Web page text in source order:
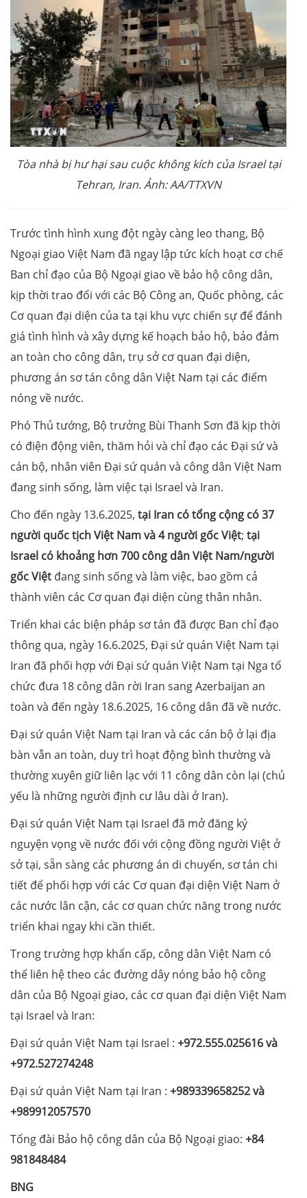
Tòa nhà bị hư hại sau cuộc không kích của Israel tại
Tehran, Iran. Ảnh: AA/TTXVN
Trước tình hình xung đột ngày càng leo thang, Bộ
Ngoại giao Việt Nam đã ngay lập tức kích hoạt cơ chế
Ban chỉ đạo của Bộ Ngoại giao về bảo hộ công dân,
kịp thời trao đổi với các Bộ Công an, Quốc phòng, các
Cơ quan đại diện của ta tại khu vực chiến sự để đánh
giá tình hình và xây dựng kế hoạch bảo hộ, bảo đảm
an toàn cho công dân, trụ sở cơ quan đại diện,
phương án sơ tán công dân Việt Nam tại các điểm
nóng về nước.
Phó Thủ tướng, Bộ trưởng Bùi Thanh Sơn đã kịp thời
có điện động viên, thăm hỏi và chỉ đạo các Đại sứ và
cán bộ, nhân viên Đại sứ quán và công dân Việt Nam
đang sinh sống, làm việc tại Israel và Iran.
Cho đến ngày 13.6.2025, tại Iran có tổng cộng có 37
người quốc tịch Việt Nam và 4 người gốc Việt; tại
Israel có khoảng hơn 700 công dân Việt Nam/người
gốc Việt đang sinh sống và làm việc, bao gồm cả
thành viên các Cơ quan đại diện cùng thân nhân.
Triển khai các biện pháp sơ tán đã được Ban chỉ đạo
thông qua, ngày 16.6.2025, Đại sứ quán Việt Nam tại
Iran đã phối hợp với Đại sứ quán Việt Nam tại Nga tổ
chức đưa 18 công dân rời Iran sang Azerbaijan an
toàn và đến ngày 18.6.2025, 16 công dân đã về nước.
Đại sứ quán Việt Nam tại Iran và các cán bộ ở lại địa
bàn vẫn an toàn, duy trì hoạt động bình thường và
thường xuyên giữ liên lạc với 11 công dân còn lại (chủ
yếu là những người định cư lâu dài ở Iran).
Đại sứ quán Việt Nam tại Israel đã mở đăng ký
nguyện vọng về nước đối với cộng đồng người Việt ở
sở tại, sẵn sàng các phương án di chuyển, sơ tán chi
tiết để phối hợp với các Cơ quan đại diện Việt Nam ở
các nước lân cận, các cơ quan chức năng trong nước
triển khai ngay khi cần thiết.
Trong trường hợp khẩn cấp, công dân Việt Nam có
thể liên hệ theo các đường dây nóng bảo hộ công
dân của Bộ Ngoại giao, các cơ quan đại diện Việt Nam
tại Israel và Iran:
Đại sứ quán Việt Nam tại Israel : +972.555.025616 và
+972.527274248
Đại sứ quán Việt Nam tại Iran : +989339658252 và
+989912057570
Tổng đài Bảo hộ công dân của Bộ Ngoại giao: +84
981848484
BNG